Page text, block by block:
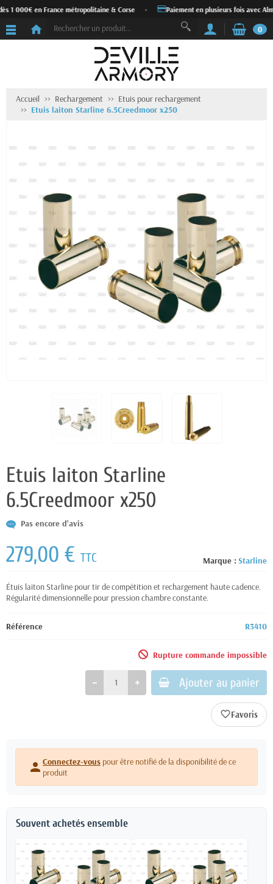
1 000€ en France métropolitaine & Corse Paiement en plusieurs fois avec
0
Accueil Rechargement
Etuis pour rechargement
Etuis laiton Starline 6.5Creedmoor x250
Etuis laiton Starline
6.5Creedmoor x250
Pas encore d'avis
Marque : Starline
279,00 € TTC
Étuis laiton Starline pour tir de compétition et rechargement haute cadence.
Régularité dimensionnelle pour pression chambre constante.
Référence R3410
Rupture commande impossible
Ajouter au panier
favorite_border
person Connectez-vous pour être notifié de la disponibilité de ce
produit
Souvent achetés ensemble